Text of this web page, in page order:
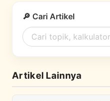
🔎 Cari Artikel
Artikel Lainnya